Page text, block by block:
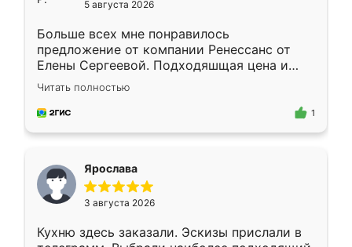
5 августа 2026
Больше всех мне понравилось
предложение от компании Ренессанс от
Елены Сергеевой. Подходяшщая цена и
короткие сроки изготовления. Приехавший
для замера сотрудник Владислав
предложил по моему эскизу самый
Читать полностью
1
Ярослава
3 августа 2026
Кухню здесь заказали. Эскизы прислали в